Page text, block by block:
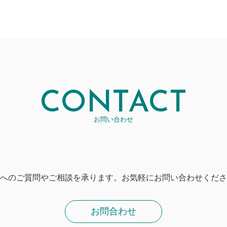
CONTACT
お問い合わせ
のご質問やご相談を承ります。お気軽にお問い合わせくだ
お問合わせ